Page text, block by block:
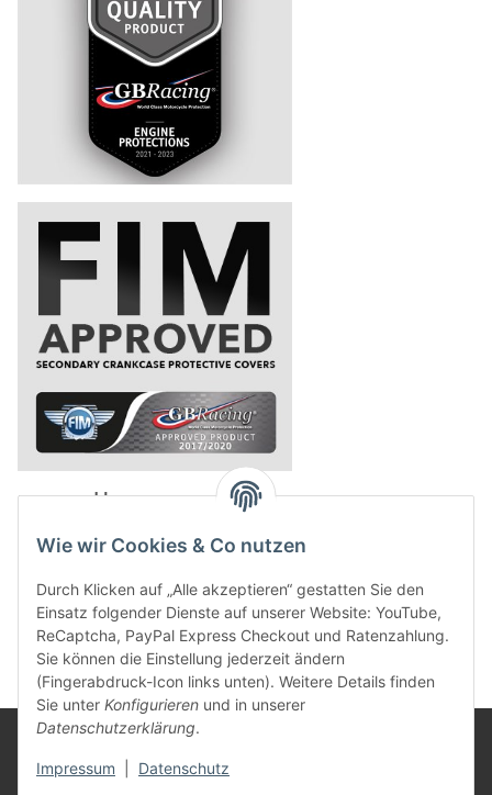
Wie wir Cookies & Co nutzen
Durch Klicken auf „Alle akzeptieren“ gestatten Sie den
Einsatz folgender Dienste auf unserer Website: YouTube,
ReCaptcha, PayPal Express Checkout und Ratenzahlung.
Sie können die Einstellung jederzeit ändern
(Fingerabdruck-Icon links unten). Weitere Details finden
Sie unter Konfigurieren und in unserer
Datenschutzerklärung.
Impressum Datenschutz
powered by
Rechtliches